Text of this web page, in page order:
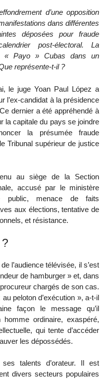
d’une opposition
dans différentes
déposées pour fraude
post-électoral. La
« Payo » Cubas dans un
représente-t-il ?
le juge Yoan Paul López a
l’ex-candidat à la présidence
dernier a été appréhendé à
la capitale du pays se joindre
la présumée fraude
Tribunal supérieur de justice
au siège de la Section
accusé par le ministère
public, menace de faits
aux élections, tentative de
et résistance.
l’audience télévisée, il s’est
de hamburger » et, dans
chargés de son cas.
peloton d’exécution », a-t-il
façon le message qu’il
ordinaire, exaspéré,
qui tente d’accéder
les dépossédés.
talents d’orateur. Il est
divers secteurs populaires